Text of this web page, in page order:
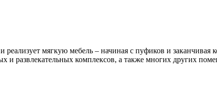
мягкую мебель – начиная с пуфиков и
и развлекательных комплексов, а также многих других